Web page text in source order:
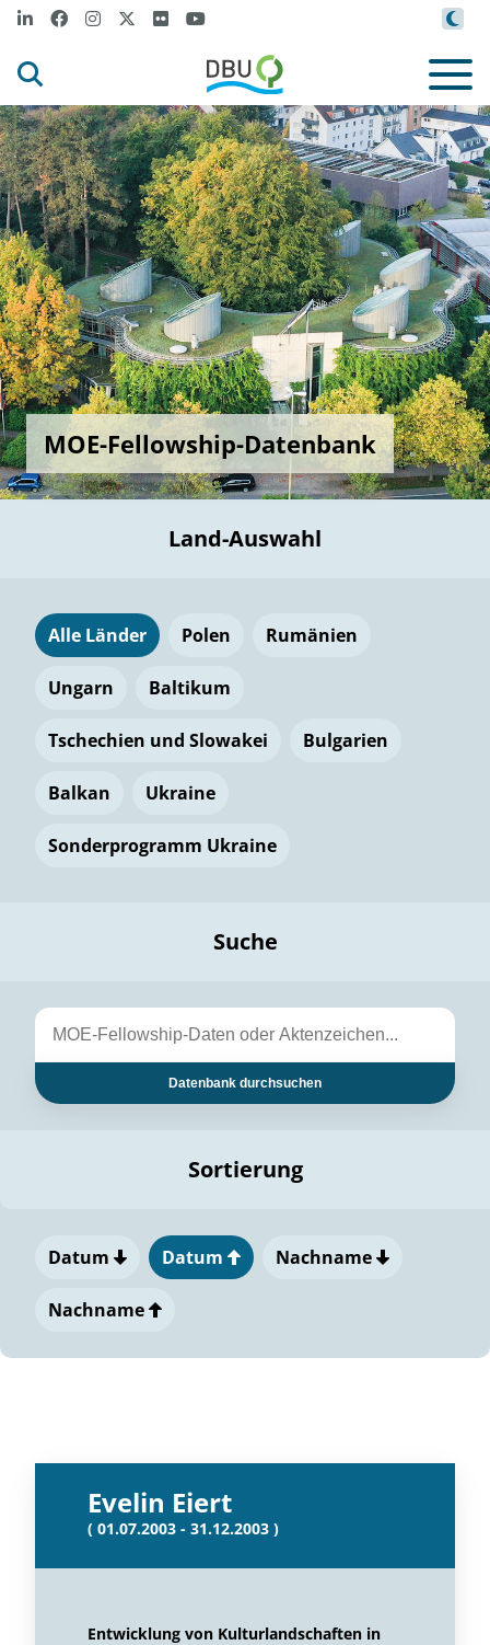
MOE-Fellowship-Datenbank
Land-Auswahl
Alle Länder Polen Rumänien
Ungarn Baltikum
Tschechien und Slowakei Bulgarien
Balkan Ukraine
Sonderprogramm Ukraine
Suche
Datenbank durchsuchen
Sortierung
Datum Datum Nachname
Nachname
Evelin Eiert
( 01.07.2003 - 31.12.2003 )
Entwicklung von Kulturlandschaften in